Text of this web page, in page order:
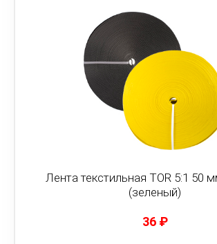
Лента текстильная TOR 5:1 50
(зеленый)
36 ₽